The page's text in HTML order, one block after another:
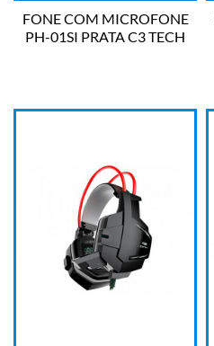
FONE COM MICROFONE
PH-01SI PRATA C3 TECH